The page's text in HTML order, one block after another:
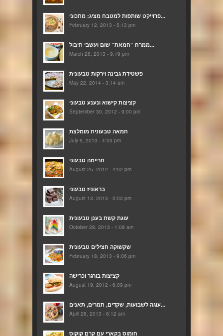
פרוייקט שותפות למטבח מציג: מתכוני...
February 12, 2013 - 5:13 pm
ממרח “חמאת” שום ועשבי תיבול...
March 26, 2013 - 9:19 pm
פשטידת גבינה וירקות טבעונית
May 22, 2014 - 3:14 am
קציצות קישוא ונענע טבעוני
September 30, 2012 - 9:00 pm
חמאה טבעונית מומלצת
July 9, 2013 - 4:03 pm
חריימה טבעוני
August 25, 2012 - 4:02 pm
בראוניז טבעוני
August 13, 2013 - 3:03 pm
עוגת קשת בענן טבעונית
October 28, 2013 - 1:08 am
שקשוקה חצילים טבעונית
February 18, 2013 - 9:06 pm
קציצות בורגר וכרישה
August 19, 2012 - 6:09 pm
עוגה לשבועות, שקדים, תמרים, תאנים...
April 28, 2013 - 8:12 am
חומוס בקארי עם קרם קוקוס